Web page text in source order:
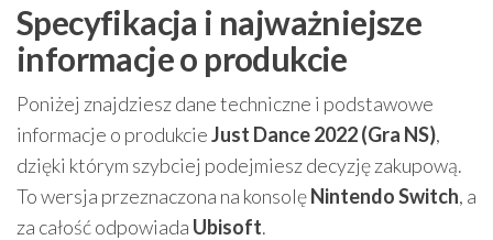
Specyfikacja i najważniejsze
informacje o produkcie
Poniżej znajdziesz dane techniczne i podstawowe
informacje o produkcieJust Dance 2022 (Gra NS),
dzięki którym szybciej podejmiesz decyzję zakupową.
To wersja przeznaczona na konsolęNintendo Switch, a
za całość odpowiada Ubisoft.